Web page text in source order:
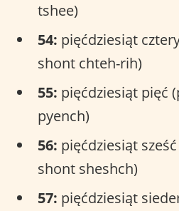
tshee)
54: pięćdziesiąt
shont chteh-rih)
55: pięćdziesiąt pięć
pyench)
56: pięćdziesiąt
shont sheshch)
57: pięćdziesiąt